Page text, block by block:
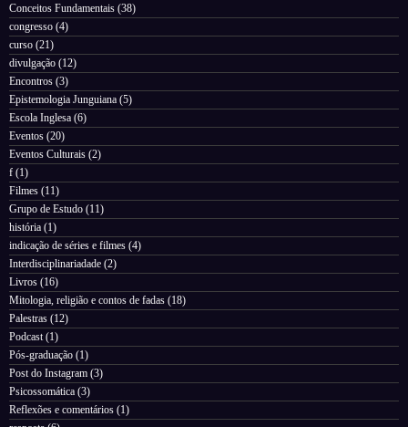
Conceitos Fundamentais (38)
congresso (4)
curso (21)
divulgação (12)
Encontros (3)
Epistemologia Junguiana (5)
Escola Inglesa (6)
Eventos (20)
Eventos Culturais (2)
f (1)
Filmes (11)
Grupo de Estudo (11)
história (1)
indicação de séries e filmes (4)
Interdisciplinariadade (2)
Livros (16)
Mitologia, religião e contos de fadas (18)
Palestras (12)
Podcast (1)
Pós-graduação (1)
Post do Instagram (3)
Psicossomática (3)
Reflexões e comentários (1)